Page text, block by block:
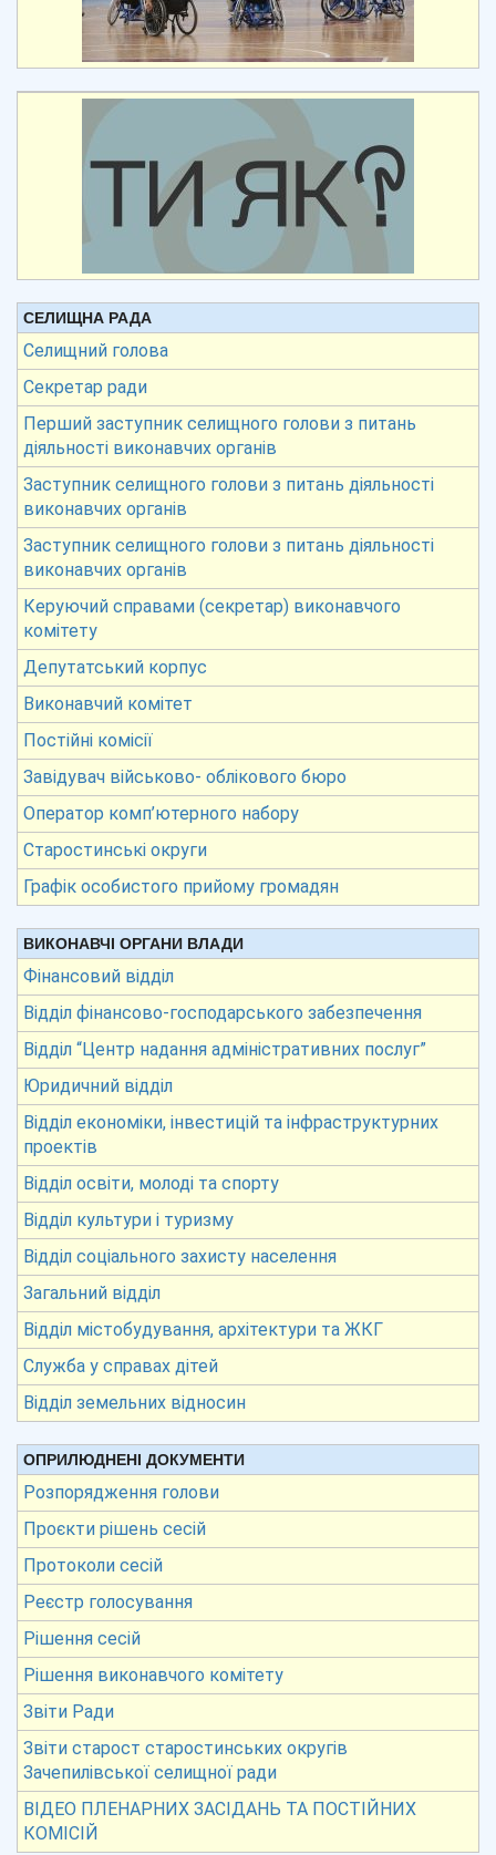
СЕЛИЩНА РАДА
Селищний голова
Секретар ради
Перший заступник селищного голови з питань
діяльності виконавчих органів
Заступник селищного голови з питань діяльності
виконавчих органів
Заступник селищного голови з питань діяльності
виконавчих органів
Керуючий справами (секретар) виконавчого
комітету
Депутатський корпус
Виконавчий комітет
Постійні комісії
Завідувач військово- облікового бюро
Оператор комп’ютерного набору
Старостинські округи
Графік особистого прийому громадян
ВИКОНАВЧІ ОРГАНИ ВЛАДИ
Фінансовий відділ
Відділ фінансово-господарського забезпечення
Відділ “Центр надання адміністративних послуг”
Юридичний відділ
Відділ економіки, інвестицій та інфраструктурних
проектів
Відділ освіти, молоді та спорту
Відділ культури і туризму
Відділ соціального захисту населення
Загальний відділ
Відділ містобудування, архітектури та ЖКГ
Служба у справах дітей
Відділ земельних відносин
ОПРИЛЮДНЕНІ ДОКУМЕНТИ
Розпорядження голови
Проєкти рішень сесій
Протоколи сесій
Реєстр голосування
Рішення сесій
Рішення виконавчого комітету
Звіти Ради
Звіти старост старостинських округів
Зачепилівської селищної ради
ВІДЕО ПЛЕНАРНИХ ЗАСІДАНЬ ТА ПОСТІЙНИХ
КОМІСІЙ